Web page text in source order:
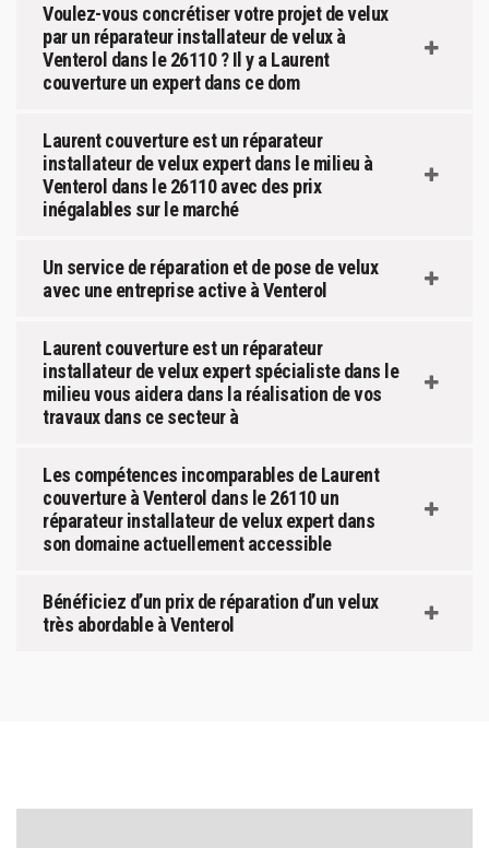
Voulez-vous concrétiser votre projet de velux
par un réparateur installateur de velux à
Venterol dans le 26110 ? Il y a Laurent
couverture un expert dans ce dom
Laurent couverture est un réparateur
installateur de velux expert dans le milieu à
Venterol dans le 26110 avec des prix
inégalables sur le marché
Un service de réparation et de pose de velux
avec une entreprise active à Venterol
Laurent couverture est un réparateur
installateur de velux expert spécialiste dans le
milieu vous aidera dans la réalisation de vos
travaux dans ce secteur à
Les compétences incomparables de Laurent
couverture à Venterol dans le 26110 un
réparateur installateur de velux expert dans
son domaine actuellement accessible
Bénéficiez d’un prix de réparation d’un velux
très abordable à Venterol